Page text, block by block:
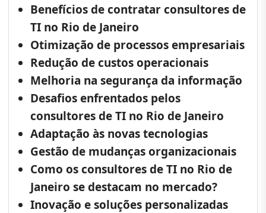
Benefícios de contratar consultores de
TI no Rio de Janeiro
Otimização de processos empresariais
Redução de custos operacionais
Melhoria na segurança da informação
Desafios enfrentados pelos
consultores de TI no Rio de Janeiro
Adaptação às novas tecnologias
Gestão de mudanças organizacionais
Como os consultores de TI no Rio de
Janeiro se destacam no mercado?
Inovação e soluções personalizadas